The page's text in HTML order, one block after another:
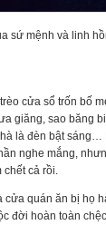
sứ mệnh và linh
cửa sổ trốn bố
giăng, sao băng
là đèn bật sáng…
nghe mắng,
cả rồi.
cửa quán ăn bị họ
đời hoàn toàn